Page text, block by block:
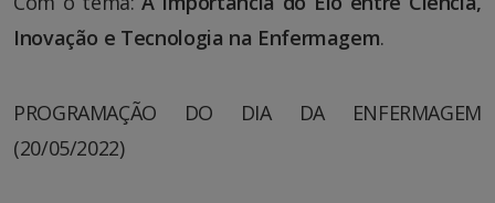
Inovação e Tecnologia na Enfermagem.
PROGRAMAÇÃO DO DIA DA ENFERMAGEM
(20/05/2022)